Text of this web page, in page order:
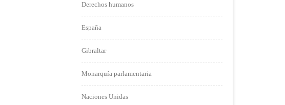
Derechos humanos
España
Gibraltar
Monarquía parlamentaria
Naciones Unidas